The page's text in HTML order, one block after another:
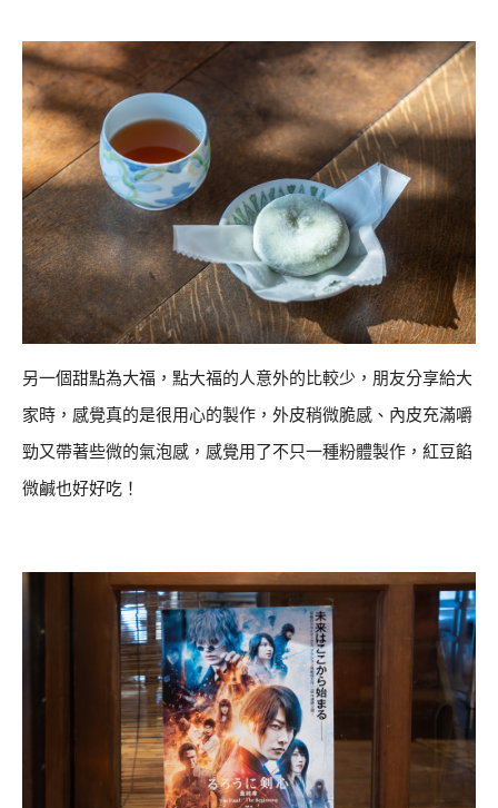
另一個甜點為大福，點大福的人意外的比較少，朋友分享給大
家時，感覺真的是很用心的製作，外皮稍微脆感、內皮充滿嚼
勁又帶著些微的氣泡感，感覺用了不只一種粉體製作，紅豆餡
微鹹也好好吃！